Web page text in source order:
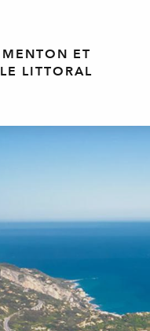
MENTON ET
LE LITTORAL